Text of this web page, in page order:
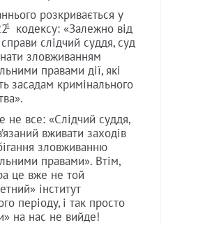
розкривається у
1
кодексу: «Залежно від
слідчий суддя, суд
зловживанням
правами дії, які
засадам кримінального
не все: «Слідчий суддя,
вживати заходів
зловживанню
правами». Втім,
це вже не той
інститут
періоду, і так просто
на нас не вийде!